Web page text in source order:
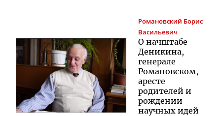
Романовский Борис
Васильевич
О начштабе
Деникина,
генерале
Романовском,
аресте
родителей и
рождении
научных идей